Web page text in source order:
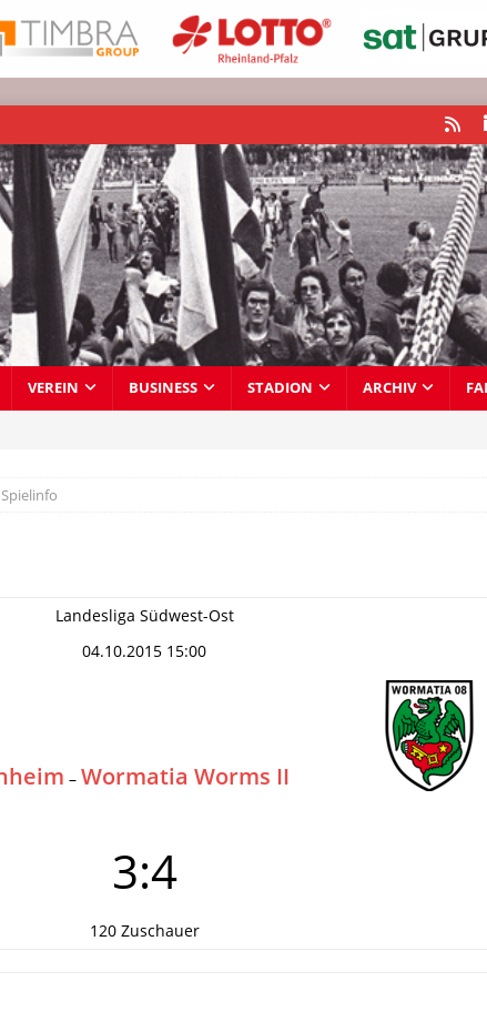
VEREIN BUSINESS STADION ARCHIV
Spielinfo
Landesliga Südwest-Ost
04.10.2015 15:00
– Wormatia Worms II
3:4
120 Zuschauer